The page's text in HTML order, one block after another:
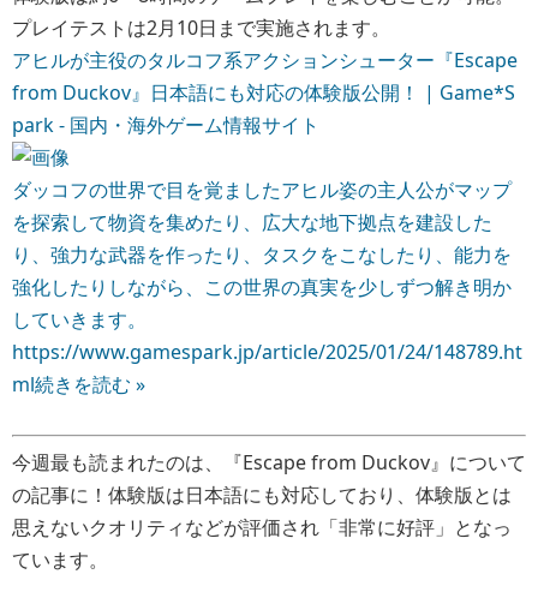
強化したりしながら、この世界の真実を少しずつ解き明か
していきます。
https://www.gamespark.jp/article/2025/01/24/148789.ht
ml続きを読む »
今週最も読まれたのは、『Escape from Duckov』について
の記事に！体験版は日本語にも対応しており、体験版とは
思えないクオリティなどが評価され「非常に好評」となっ
ています。